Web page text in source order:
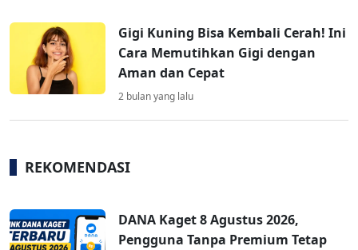
Gigi Kuning Bisa Kembali Cerah! Ini
Cara Memutihkan Gigi dengan
Aman dan Cepat
2 bulan yang lalu
REKOMENDASI
DANA Kaget 8 Agustus 2026,
Pengguna Tanpa Premium Tetap